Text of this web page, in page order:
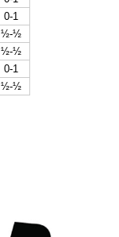
0-1
½-½
½-½
0-1
½-½